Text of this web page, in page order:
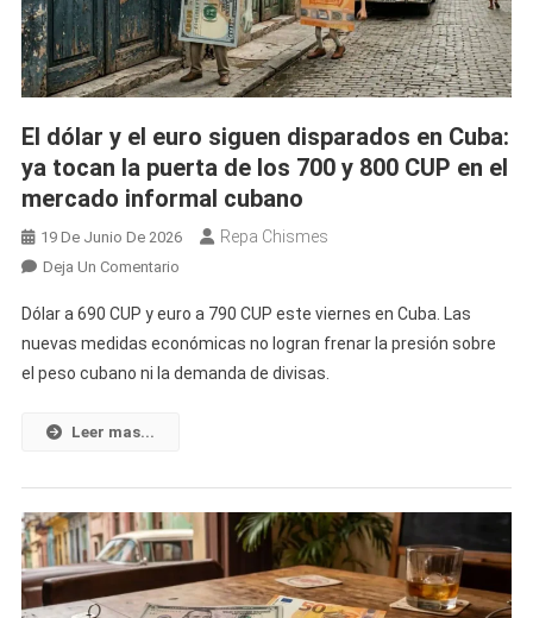
Caída
Histórica
Por
Día
Consecutivo
El dólar y el euro siguen disparados en Cuba:
ya tocan la puerta de los 700 y 800 CUP en el
mercado informal cubano
19 De Junio De 2026 Repa Chismes
Deja Un ComentarioEn
Dólar
Y
El
En
Cuba:
Ya
Tocan
Dólar a 690 CUP y euro a 790 CUP este viernes en Cuba. Las
nuevas medidas económicas no logran frenar la presión sobre
el peso cubano ni la demanda de divisas.
Leer mas...